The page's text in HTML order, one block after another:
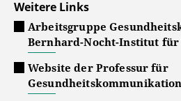
Weitere Links
Arbeitsgruppe
Bernhard-Nocht-Institut
Website der Professur für
Gesundheitskommunikation